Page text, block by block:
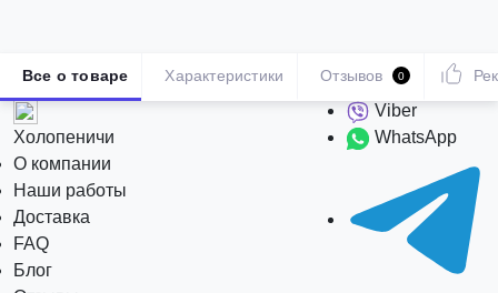
Холопеничи
О компании
Наши работы
Доставка
FAQ
Блог
Viber
WhatsApp
Все о товаре Характеристики Отзывов 0